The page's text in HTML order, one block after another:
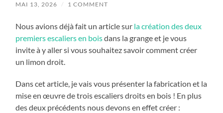
MAI 13, 2026 / 1 COMMENT
Nous avions déjà fait un article sur la création des deux
premiers escaliers en boisdans la grange et je vous
invite à y aller si vous souhaitez savoir comment créer
un limon droit.
Dans cet article, je vais vous présenter la fabrication et la
mise en œuvre de trois escaliers droits en bois ! En plus
des deux précédents nous devons en effet créer :